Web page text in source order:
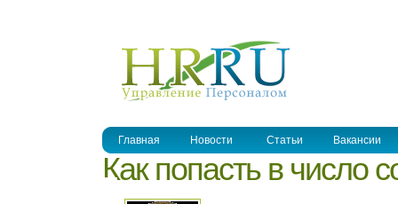
Главная Новости Статьи Вакансии
Как попасть в число